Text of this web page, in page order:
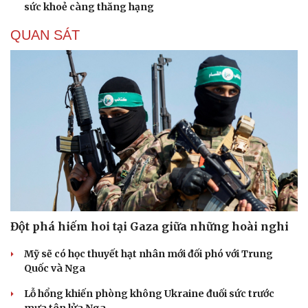
Tư vấn
Săn Tour
Đọc truyện đêm khuya
Cửa sổ tình yêu
Kể chuyện cho bé
Hạt giống tâm hồn
sức khoẻ càng thăng hạng
QUAN SÁT
Đột phá hiếm hoi tại Gaza giữa những hoài nghi
Mỹ sẽ có học thuyết hạt nhân mới đối phó với Trung
Quốc và Nga
Lỗ hổng khiến phòng không Ukraine đuối sức trước